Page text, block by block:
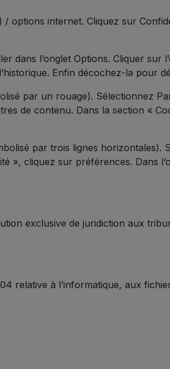
internet. Cliquez sur
l’onglet Options. Cliquer sur
Enfin décochez-la pour
par un rouage). Sélectionnez
de contenu. Dans la section «
par trois lignes horizontales).
», cliquez sur préférences. Dans
exclusive de juridiction aux
relative à l’informatique, aux